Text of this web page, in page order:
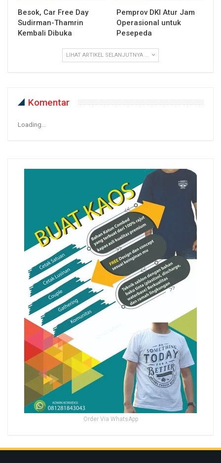
Besok, Car Free Day
Sudirman-Thamrin
Kembali Dibuka
Pemprov DKI Atur Jam
Operasional untuk
Pesepeda
LIHAT ARTIKEL SELANJUTNYA ...
Komentar
Loading...
Order Via WhatsApp